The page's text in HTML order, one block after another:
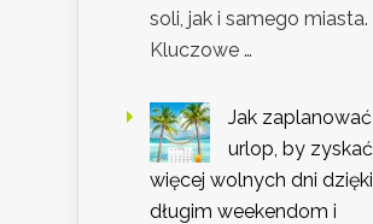
soli, jak i samego miasta.
Kluczowe …
Jak zaplanować
urlop, by zyskać
więcej wolnych dni dzięki
długim weekendom i